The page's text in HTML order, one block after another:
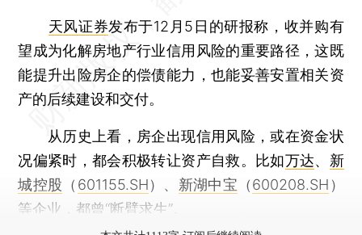
天风证券发布于12月5日的研报称，收并购有
望成为化解房地产行业信用风险的重要路径，这既
能提升出险房企的偿债能力，也能妥善安置相关资
产的后续建设和交付。
从历史上看，房企出现信用风险，或在资金状
况偏紧时，都会积极转让资产自救。比如万达、 新
城控股 （ 601155.SH）、 新湖中宝 （600208.SH ）
等企业，都曾“断臂求生”。